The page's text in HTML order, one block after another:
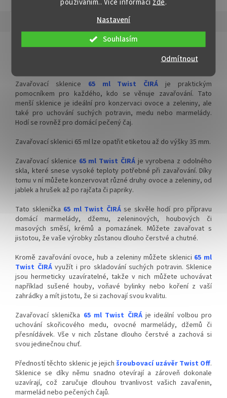
Nastavení
Odmítnout
Souhlasím
✅ Zavařovací sklenice o malém
objemu 30 ml
✅ Snadné uzavření pomocí
✅ Různá víčka TO 43 ke sklenici
objednejte ZDE
✅ Ideální pro pečený čaj či
léčivou mast
✅ Sklenice máme skladem a
objemu 40 ml
✅ Twist Off šroubový uzávěr
uzavřete rukou
objednejte ZDE
✅ Jako dělaná pro pečený čaj,
ořechová másla, koření
objednejte
Detailní popis produktu
Zavařovací sklenice 65 ml Twist ČIRÁ je praktickým
pomocníkem pro každého, kdo se věnuje zavařování. Tato
menší sklenice je ideální pro konzervaci ovoce a zeleniny, ale
také pro uchování suchých potravin, medu nebo marmelády.
Hodí se rovněž pro domácí pečený čaj.
Zavařovací sklenici 65 ml lze opatřit etiketou až do výšky 35 mm.
Zavařovací sklenice 65 ml Twist ČIRÁje vyrobena z odolného
skla, které snese vysoké teploty potřebné při zavařování. Díky
tomu v ní můžete konzervovat různé druhy ovoce a zeleniny, od
jablek a hrušek až po rajčata či papriky.
Tato sklenička 65 ml Twist ČIRÁse skvěle hodí pro přípravu
domácí marmelády, džemu, zeleninových, houbových či
masových směsí, krémů a pomazánek. Můžete zavařovat s
jistotou, že vaše výrobky zůstanou dlouho čerstvé a chutné.
Kromě zavařování ovoce, hub a zeleniny můžete sklenici 65 ml
Twist ČIRÁvyužít i pro skladování suchých potravin. Sklenice
jsou hermeticky uzavíratelné, takže v nich můžete uchovávat
například sušené houby, voňavé bylinky nebo koření z vaší
zahrádky a mít jistotu, že si zachovají svou kvalitu.
Zavařovací sklenička 65 ml Twist ČIRÁje ideální volbou pro
uchování skořicového medu, ovocné marmelády, džemů či
přesnídávek. Vše v nich zůstane dlouho čerstvé a zachová si
svou jedinečnou chuť.
Předností těchto sklenic je jejichšroubovací uzávěr Twist Off.
Sklenice se díky němu snadno otevírají a zároveň dokonale
uzavírají, což zaručuje dlouhou trvanlivost vašich zavařenin,
marmelád nebo pečených čajů.